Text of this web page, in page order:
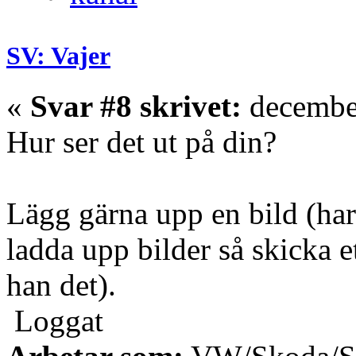
SV: Vajer
« Svar #8 skrivet:
Hur ser det ut på din?
Lägg gärna upp en bild
ladda upp bilder så skicka
han det).
Loggat